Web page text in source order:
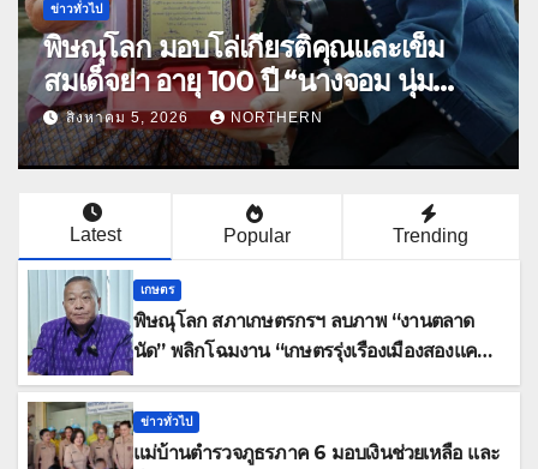
อาชญากรรม
เชียงราย ตั้งค่าหัว 100,000 บาท
คนร้ายชิงทองเชียงของ ลาวพบเสื้อผ้า
คนร้ายตั้งจุดตรวจตามเส้นทาง
สิงหาคม 5, 2026 NORTHERN
Latest Popular Trending
เกษตร
พิษณุโลก สภาเกษตรกรฯ ลบภาพ “งานตลาด
นัด” พลิกโฉมงาน “เกษตรรุ่งเรืองเมืองสองแคว
69” มุ่งประโยชน์เกษตรกร ดึงนวัตกรรม-จับคู่
ธุรกิจดันสินค้าเกษตรสู่สากล (คลิป)
ข่าวทั่วไป
แม่บ้านตำรวจภูธรภาค 6 มอบเงินช่วยเหลือ และ